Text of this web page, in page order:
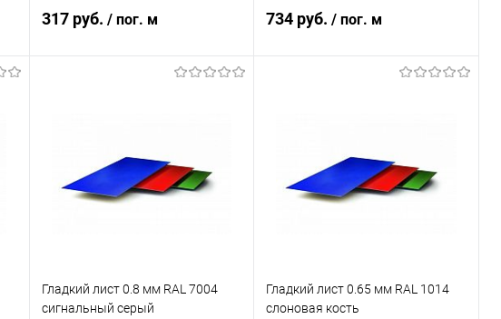
317 руб. / пог. м
В избранное Под заказ
734 руб./ пог. м
В избранное Под заказ
Гладкий лист 0.8 мм RAL 7004
сигнальный серый
Гладкий лист 0.65 мм RAL 1014
слоновая кость